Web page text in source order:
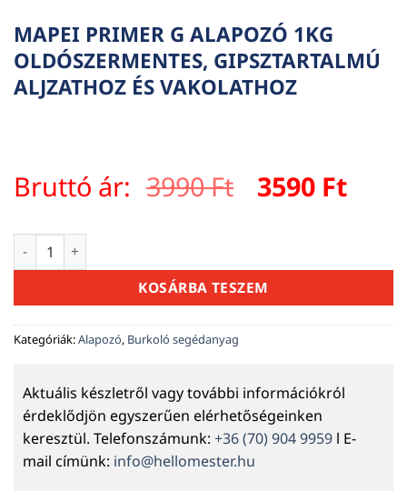
MAPEI PRIMER G ALAPOZÓ 1KG
OLDÓSZERMENTES, GIPSZTARTALMÚ
ALJZATHOZ ÉS VAKOLATHOZ
Bruttó ár: 3990Ft Original
3990 Ft.
3590 Ft
MAPEI PRIMER G ALAPOZÓ 1KG OLDÓSZERMENTES,
KOSÁRBA TESZEM
Kategóriák:Alapozó, Burkoló segédanyag
Aktuális készletről vagy további információkról
érdeklődjön egyszerűen elérhetőségeinken
keresztül. Telefonszámunk: +36 (70) 904 9959 l E-
mail címünk: info@hellomester.hu